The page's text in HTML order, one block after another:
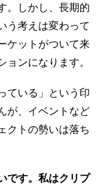
。しかし、長期的
う考えは変わって
ケットがついて来
ンになります。
ている」という印
が、イベントなど
クトの勢いは落ち
です。私はクリプ